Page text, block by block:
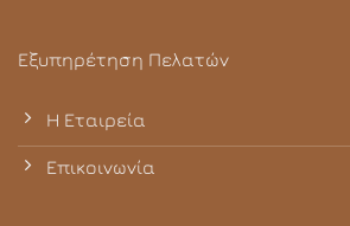
Εξυπηρέτηση Πελατών
Η Εταιρεία
Επικοινωνία